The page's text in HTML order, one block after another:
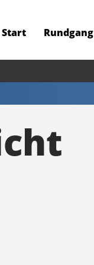
Start Rundgang